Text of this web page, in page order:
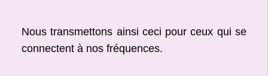
Nous transmettons ainsi ceci pour ceux qui se
connectent à nos fréquences.